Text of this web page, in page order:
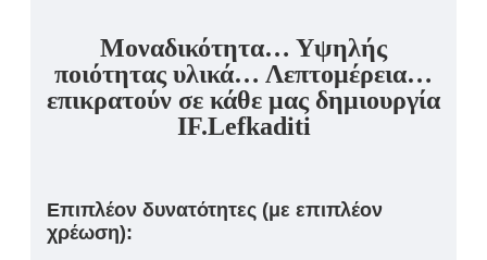
Μοναδικότητα… Υψηλής
ποιότητας υλικά… Λεπτομέρεια…
επικρατούν σε κάθε μας δημιουργία
IF.Lefkaditi
Επιπλέον δυνατότητες (με επιπλέον
χρέωση):